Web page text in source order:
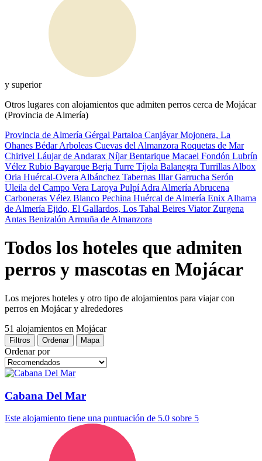
y superior
Otros lugares con alojamientos que admiten perros cerca de Mojácar
(Provincia de Almería)
Provincia de Almería Gérgal Partaloa CanjáyarMojonera, La
Ohanes BédarArboleas Cuevas del Almanzora Roquetas de Mar
Chirivel Láujar de Andarax NíjarBentarique Macael Fondón Lubrín
Vélez Rubio Bayarque Berja Turre Tíjola Balanegra Turrillas Albox
Oria Huércal-Overa Albánchez Tabernas IllarGarrucha Serón
Uleila del Campo Vera Laroya PulpíAdra Almería Abrucena
Carboneras Vélez Blanco Pechina Huércal de Almería Enix Alhama
de Almería Ejido, El Gallardos, Los Tahal Beires Viator Zurgena
Antas Benizalón Armuña de Almanzora
Todos los hoteles que admiten
perros y mascotas en Mojácar
Los mejores hoteles y otro tipo de alojamientos para viajar con
perros en Mojácar y alrededores
51 alojamientos en Mojácar
Filtros Ordenar Mapa
Ordenar por
Cabana Del Mar
Este alojamiento tiene una puntuación de 5.0 sobre 5